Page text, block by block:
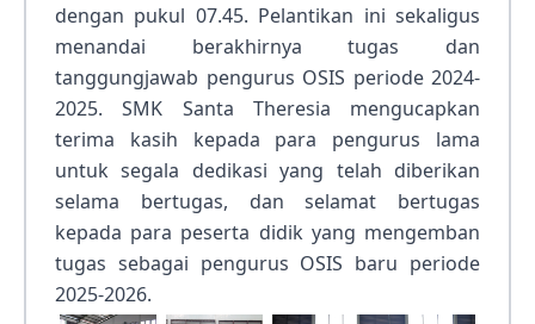
dengan pukul 07.45. Pelantikan ini sekaligus
menandai berakhirnya tugas dan
tanggungjawab pengurus OSIS periode 2024-
2025. SMK Santa Theresia mengucapkan
terima kasih kepada para pengurus lama
untuk segala dedikasi yang telah diberikan
selama bertugas, dan selamat bertugas
kepada para peserta didik yang mengemban
tugas sebagai pengurus OSIS baru periode
2025-2026.